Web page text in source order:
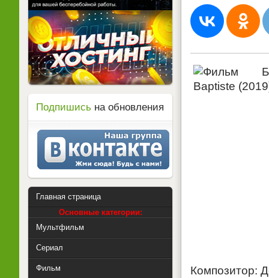
Композитор:
Подпишись на обновления
Главная страница
Основные категории:
Мультфильм
Сериал
Фильм